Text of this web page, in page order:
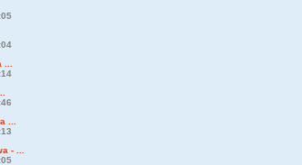
...
- ...